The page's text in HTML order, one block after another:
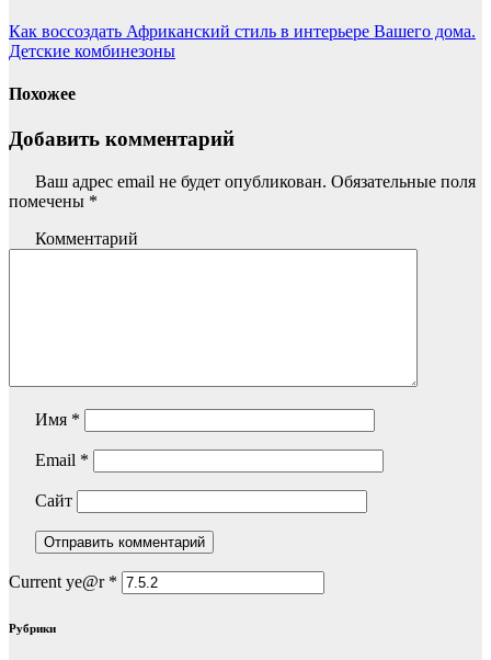
Как воссоздать Африканский стиль в интерьере Вашего дома.
Детские комбинезоны
Похожее
Добавить комментарий
Ваш адрес email не будет опубликован. Обязательные поля
помечены *
Комментарий
Имя *
Email *
Сайт
Current ye@r *
Рубрики